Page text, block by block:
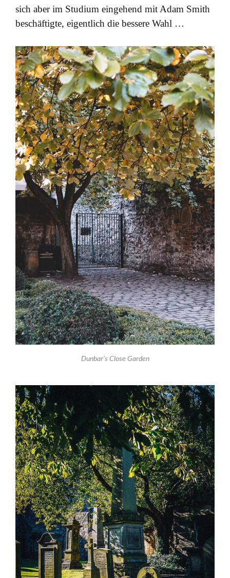
sich aber im Studium eingehend mit Adam Smith
beschäftigte, eigentlich die bessere Wahl …
Dunbar’s Close Garden